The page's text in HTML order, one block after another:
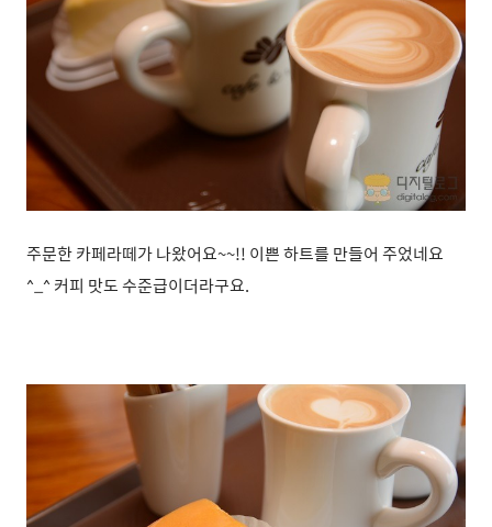
주문한 카페라떼가 나왔어요~~!! 이쁜 하트를 만들어 주었네요
^_^ 커피 맛도 수준급이더라구요.